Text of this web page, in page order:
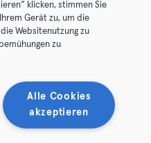
All rights reserved.
Verträge widerrufen
klicken, stimmen Sie
Gerät zu, um die
Websitenutzung zu
zu
Alle Cookies
akzeptieren